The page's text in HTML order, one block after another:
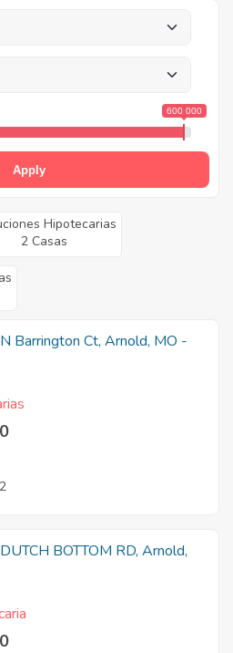
600 000
Apply
Hipotecarias
2 Casas